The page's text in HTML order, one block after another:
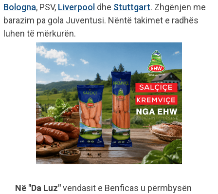
Bologna, PSV, Liverpool dhe Stuttgart. Zhgënjen me
barazim pa gola Juventusi. Nëntë takimet e radhës
luhen të mërkurën.
Në "Da Luz"vendasit e Benficas u përmbysën